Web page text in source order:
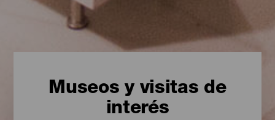
Museos y visitas de
interés